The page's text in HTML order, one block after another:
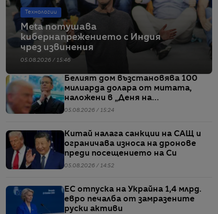
Технологии
Meta потушава
кибернапрежението с Индия
чрез извинения
05.08.2026 / 15:46
Белият дом възстановява 100
милиарда долара от митата,
наложени в „Деня на
освобождението“
05.08.2026 / 15:24
Китай налага санкции на САЩ и
ограничава износа на дронове
преди посещението на Си
05.08.2026 / 14:52
ЕС отпуска на Украйна 1,4 млрд.
евро печалба от замразените
руски активи